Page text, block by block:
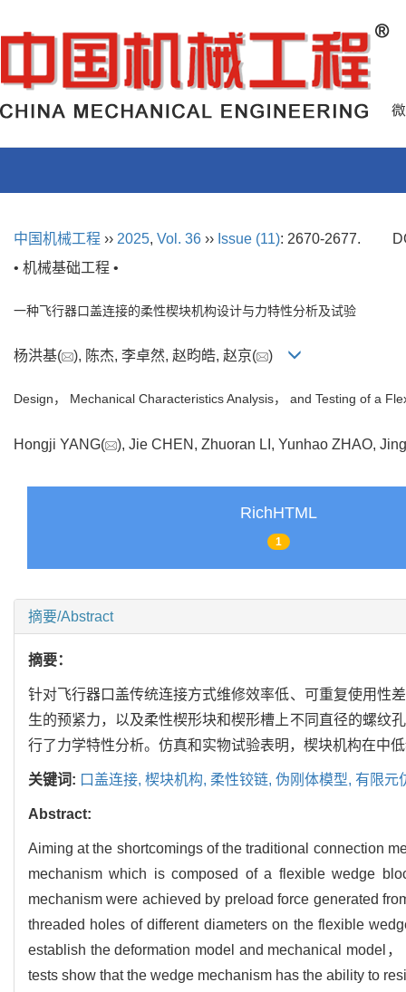
中国机械工程 ›› 2025, Vol. 36 ›› Issue (11): 2670-2677.
• 机械基础工程 •
一种飞行器口盖连接的柔性楔块机构设计与力特性分析及试验
杨洪基( ), 陈杰, 李卓然, 赵昀皓, 赵京( )
Design， Mechanical Characteristics Analysis， and Testing of a
Hongji YANG( ), Jie CHEN, Zhuoran LI, Yunhao ZHAO,
RichHTML
1
摘要/Abstract
摘要：
针对飞行器口盖传统连接方式维修效率低、可重复使用性
生的预紧力，以及柔性楔形块和楔形槽上不同直径的螺纹
行了力学特性分析。仿真和实物试验表明，楔块机构在中
关键词: 口盖连接, 楔块机构, 柔性铰链, 伪刚体模型, 有限元
Abstract:
Aiming at the shortcomings of the traditional connection
mechanism which is composed of a flexible wedge
mechanism were achieved by preload force generated
threaded holes of different diameters on the flexible
establish the deformation model and mechanical model
tests show that the wedge mechanism has the ability to